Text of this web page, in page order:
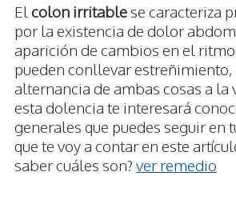
El colon irritablese caracteriza
por la existencia de dolor
aparición de cambios en el
pueden conllevar estreñimiento,
alternancia de ambas cosas a la
esta dolencia te interesará
generales que puedes seguir en
que te voy a contar en este
saber cuáles son? ver remedio